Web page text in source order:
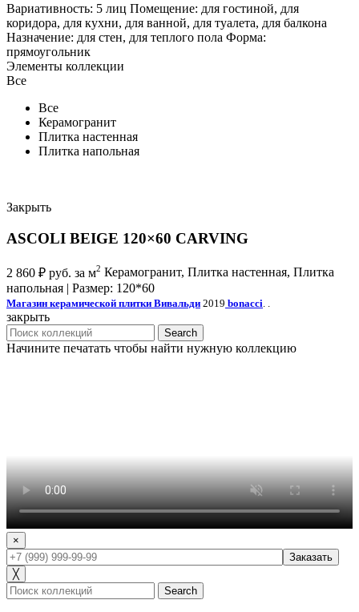
Вариативность: 5 лиц Помещение: для гостиной, для
коридора, для кухни, для ванной, для туалета, для балкона
Назначение: для стен, для теплого пола Форма:
прямоугольник
Элементы коллекции
Все
Все
Керамогранит
Плитка настенная
Плитка напольная
Закрыть
ASCOLI BEIGE 120×60 CARVING
2 860 ₽ руб. за м2 Керамогранит, Плитка настенная, Плитка
напольная | Размер: 120*60
Магазин керамической плитки Вивальди 2019 bonacci
закрыть
Search
Начините печатать чтобы найти нужную коллекцию
×
╳
Search